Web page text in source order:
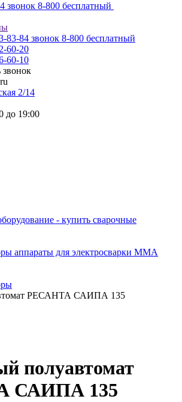
звонок 8-800 бесплатный
83-84 звонок 8-800 бесплатный
60-20
60-10
звонок
2/14
до 19:00
- купить сварочные
аппараты для электросварки MMA
РЕСАНТА САИПА 135
полуавтомат
САИПА 135